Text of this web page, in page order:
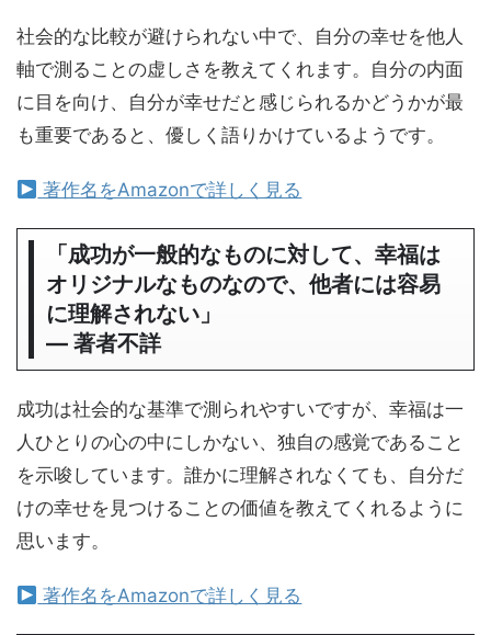
社会的な比較が避けられない中で、自分の幸せを他人
軸で測ることの虚しさを教えてくれます。自分の内面
に目を向け、自分が幸せだと感じられるかどうかが最
も重要であると、優しく語りかけているようです。
著作名をAmazonで詳しく見る
「成功が一般的なものに対して、幸福は
オリジナルなものなので、他者には容易
に理解されない」
― 著者不詳
成功は社会的な基準で測られやすいですが、幸福は一
人ひとりの心の中にしかない、独自の感覚であること
を示唆しています。誰かに理解されなくても、自分だ
けの幸せを見つけることの価値を教えてくれるように
思います。
著作名をAmazonで詳しく見る